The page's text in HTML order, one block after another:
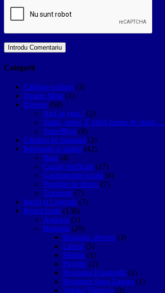
Categorii
Călători-scriitori (3)
Despre Mine (1)
Diverse (69)
Aici aș vrea ! (2)
Statui, statui, E plină lumea de statui….
SuperBlog (8)
Gânduri pe tastatură (2)
Informatii si sfaturi (42)
Bani (4)
Cazari verificate (17)
Gastronomie locala (6)
Pregătiri de drum. (7)
Transport (7)
Istorii si Legende (7)
Restul lumii (138)
Andorra (1)
Bulgaria (20)
Bulgaria, diverse (3)
Litoral (5)
Melnik (1)
Plovdiv (2)
Regiunea Kiustendil (1)
Regiunea Stara Zagora (1)
Vekiko Târnovo (3)